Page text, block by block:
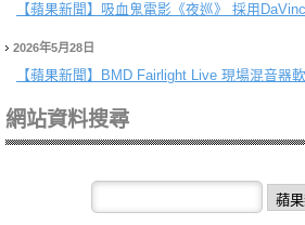
【蘋果新聞】 吸血鬼電影《夜巡》 採用
2026年5月28日
【蘋果新聞】 BMD Fairlight Live 現場混音器
網站資料搜尋